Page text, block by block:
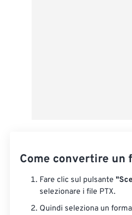
Come convertire un
Fare clic sul pulsante
selezionare i file PTX.
Quindi seleziona un